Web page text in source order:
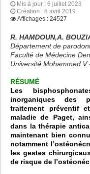
Mis à jour : 6 juillet 2023
Création : 8 avril 2019
Affichages : 24527
R. HAMDOUN,A.
Département de
Faculté de Médecine
Université Mohammed V
RÉSUMÉ
Les
inorganiques des
traitement préventif
maladie de Paget,
dans la thérapie
maintenant bien
notamment
les gestes
de risque de